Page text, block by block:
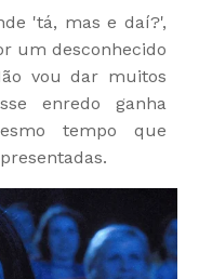
'tá, mas e daí?',
um desconhecido
vou dar muitos
enredo ganha
tempo que